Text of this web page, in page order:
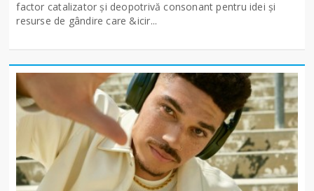
factor catalizator și deopotrivă consonant pentru idei și
resurse de gândire care &icir...